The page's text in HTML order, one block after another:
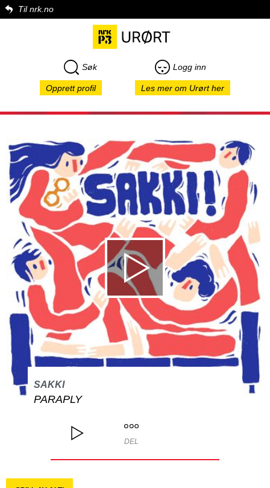
Til nrk.no
Søk Logg inn
Opprett profil Les mer om Urørt her
SAKKI
PARAPLY
DEL